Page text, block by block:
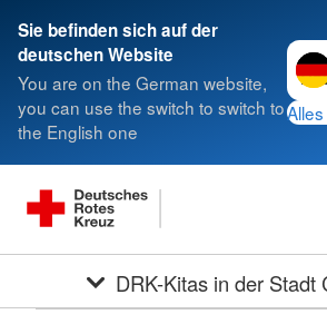
Sie befinden sich auf der
deutschen Website
You are on the German website,
you can use the switch to switch to
the English one
DRK-Kitas in der Stadt